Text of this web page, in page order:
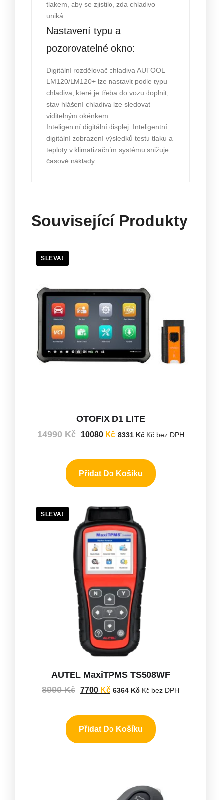
tlakem, aby se zjistilo, zda chladivo
uniká.
Nastavení typu a
pozorovatelné okno:
Digitální rozdělovač chladiva AUTOOL
LM120/LM120+ lze nastavit podle typu
chladiva, které je třeba do vozu doplnit;
stav hlášení chladiva lze sledovat
viditelným okénkem.
Inteligentní digitální displej: Inteligentní
digitální zobrazení výsledků testu tlaku a
teploty v klimatizačním systému snižuje
časové náklady.
Související Produkty
SLEVA!
OTOFIX D1 LITE
14990Kč 10080 Kč 8331 KčKč bez DPH
Přidat Do Košíku
SLEVA!
AUTEL MaxiTPMS TS508WF
8990Kč 7700 Kč 6364 Kč Kč bez DPH
Přidat Do Košíku